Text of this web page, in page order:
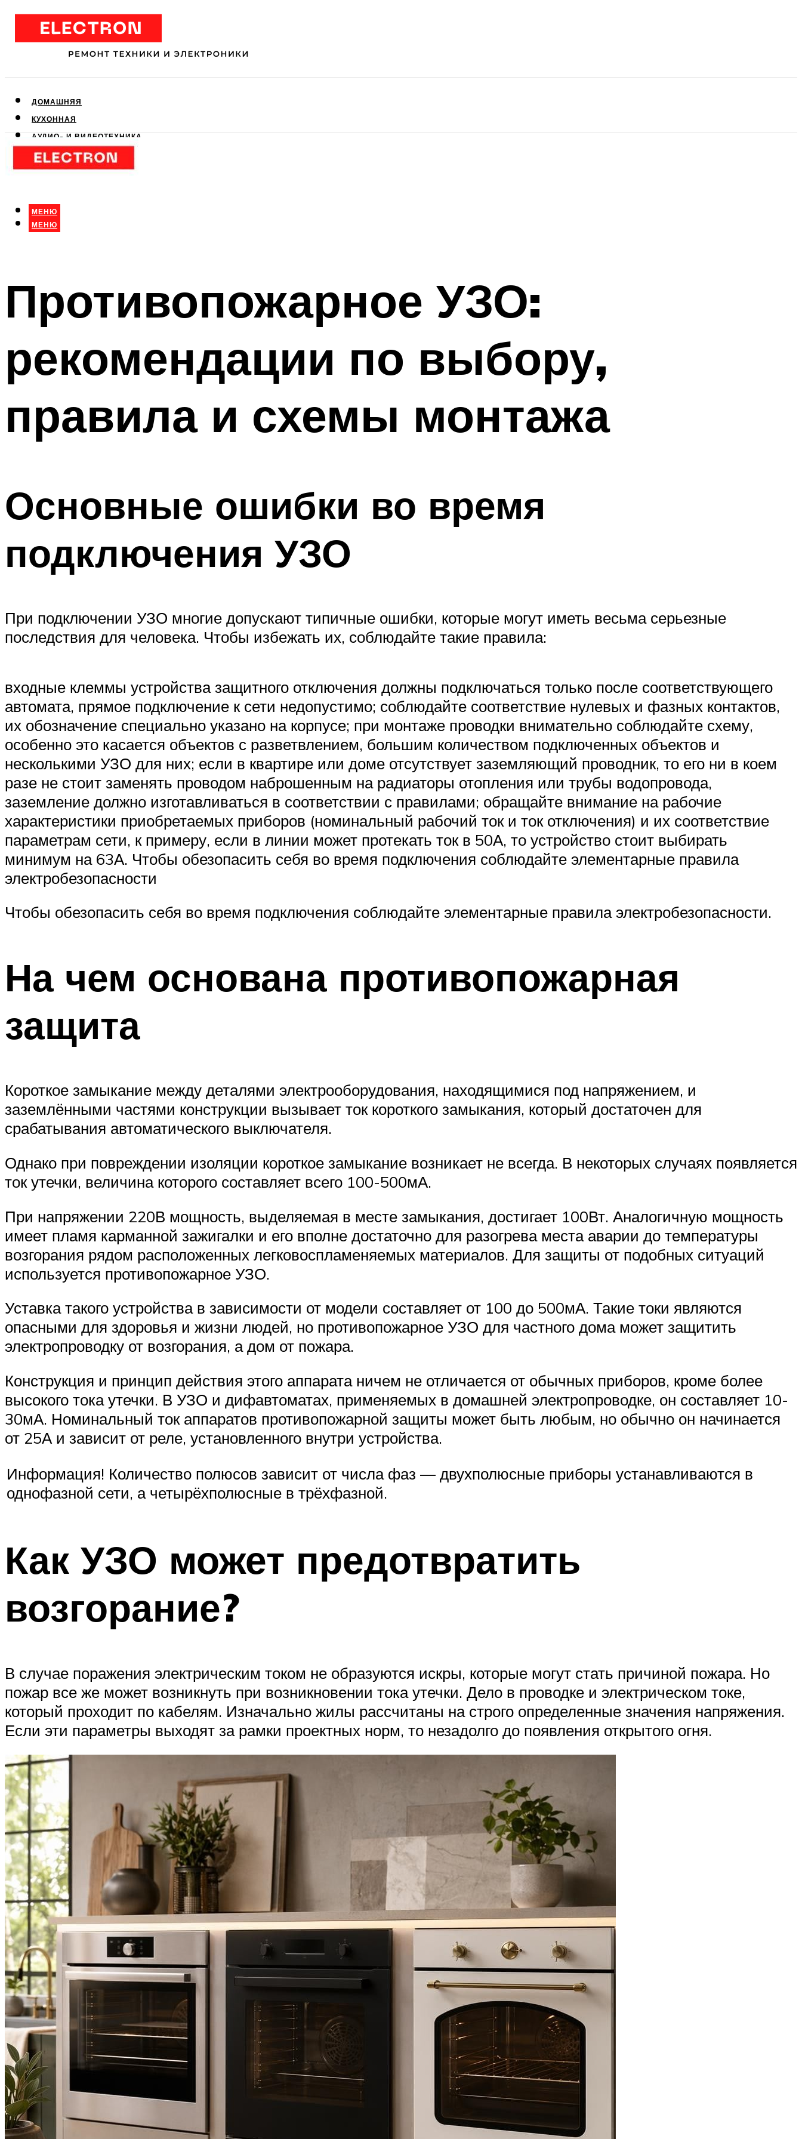
ДОМАШНЯЯ
КУХОННАЯ
АУДИО- И ВИДЕОТЕХНИКА
КЛИМАТИЧЕСКАЯ
ДЛЯ КРАСОТЫ
МЕНЮ
МЕНЮ
Противопожарное УЗО:
рекомендации по выбору,
правила и схемы монтажа
Основные ошибки во время
подключения УЗО
При подключении УЗО многие допускают типичные ошибки, которые могут иметь весьма серьезные
последствия для человека. Чтобы избежать их, соблюдайте такие правила:
входные клеммы устройства защитного отключения должны подключаться только после соответствующего
автомата, прямое подключение к сети недопустимо; соблюдайте соответствие нулевых и фазных контактов,
их обозначение специально указано на корпусе; при монтаже проводки внимательно соблюдайте схему,
особенно это касается объектов с разветвлением, большим количеством подключенных объектов и
несколькими УЗО для них; если в квартире или доме отсутствует заземляющий проводник, то его ни в коем
разе не стоит заменять проводом наброшенным на радиаторы отопления или трубы водопровода,
заземление должно изготавливаться в соответствии с правилами; обращайте внимание на рабочие
характеристики приобретаемых приборов (номинальный рабочий ток и ток отключения) и их соответствие
параметрам сети, к примеру, если в линии может протекать ток в 50А, то устройство стоит выбирать
минимум на 63А. Чтобы обезопасить себя во время подключения соблюдайте элементарные правила
электробезопасности
Чтобы обезопасить себя во время подключения соблюдайте элементарные правила электробезопасности.
На чем основана противопожарная
защита
Короткое замыкание между деталями электрооборудования, находящимися под напряжением, и
заземлёнными частями конструкции вызывает ток короткого замыкания, который достаточен для
срабатывания автоматического выключателя.
Однако при повреждении изоляции короткое замыкание возникает не всегда. В некоторых случаях появляется
ток утечки, величина которого составляет всего 100-500мА.
При напряжении 220В мощность, выделяемая в месте замыкания, достигает 100Вт. Аналогичную мощность
имеет пламя карманной зажигалки и его вполне достаточно для разогрева места аварии до температуры
возгорания рядом расположенных легковоспламеняемых материалов. Для защиты от подобных ситуаций
используется противопожарное УЗО.
Уставка такого устройства в зависимости от модели составляет от 100 до 500мА. Такие токи являются
опасными для здоровья и жизни людей, но противопожарное УЗО для частного дома может защитить
электропроводку от возгорания, а дом от пожара.
Конструкция и принцип действия этого аппарата ничем не отличается от обычных приборов, кроме более
высокого тока утечки. В УЗО и дифавтоматах, применяемых в домашней электропроводке, он составляет 10-
30мА. Номинальный ток аппаратов противопожарной защиты может быть любым, но обычно он начинается
от 25А и зависит от реле, установленного внутри устройства.
Информация! Количество полюсов зависит от числа фаз — двухполюсные приборы устанавливаются в
однофазной сети, а четырёхполюсные в трёхфазной.
Как УЗО может предотвратить
возгорание?
В случае поражения электрическим током не образуются искры, которые могут стать причиной пожара. Но
пожар все же может возникнуть при возникновении тока утечки. Дело в проводке и электрическом токе,
который проходит по кабелям. Изначально жилы рассчитаны на строго определенные значения напряжения.
Если эти параметры выходят за рамки проектных норм, то незадолго до появления открытого огня.